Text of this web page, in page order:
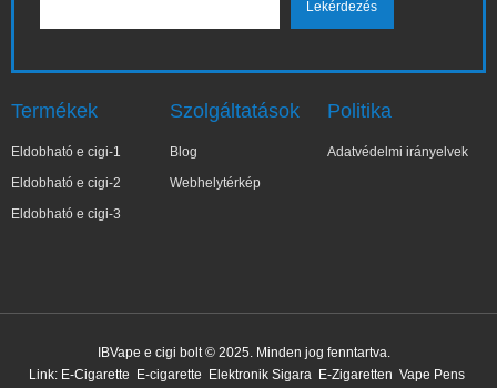
Termékek
Eldobható e cigi-1
Eldobható e cigi-2
Eldobható e cigi-3
Szolgáltatások
Blog
Webhelytérkép
Politika
Adatvédelmi irányelvek
IBVape e cigi bolt © 2025. Minden jog fenntartva.
Link: E-Cigarette E-cigarette Elektronik Sigara E-Zigaretten Vape Pens